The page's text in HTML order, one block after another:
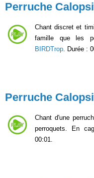
Perruche
Chant discret et
famille que les
BIRDTrop . Durée :
Perruche
Chant d'une
perroquets. En
00:01.